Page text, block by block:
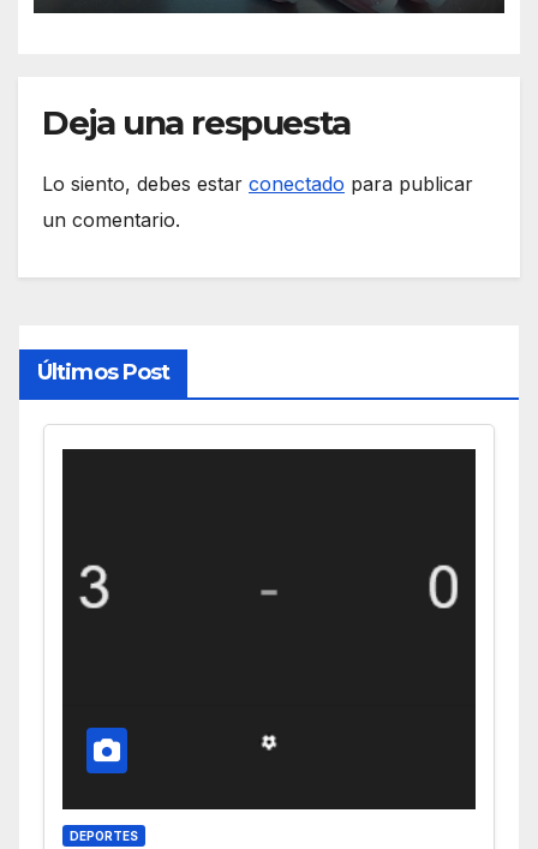
Deja una respuesta
Lo siento, debes estar conectado para publicar
un comentario.
Últimos Post
DEPORTES